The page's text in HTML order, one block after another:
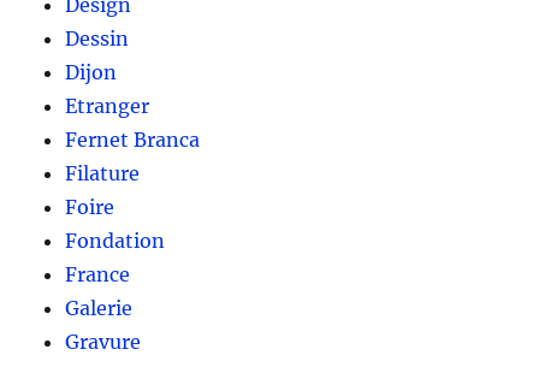
Design
Dessin
Dijon
Etranger
Fernet Branca
Filature
Foire
Fondation
France
Galerie
Gravure